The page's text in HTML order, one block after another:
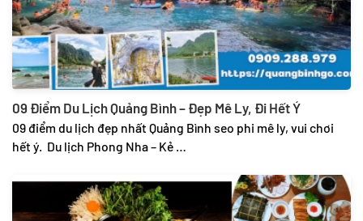
09 Điểm Du Lịch Quảng Bình – Đẹp Mê Ly, Đi Hết Ý
09 điểm du lịch đẹp nhất Quảng Bình seo phi mê ly, vui chơi
hết ý. Du lịch Phong Nha – Kẻ …